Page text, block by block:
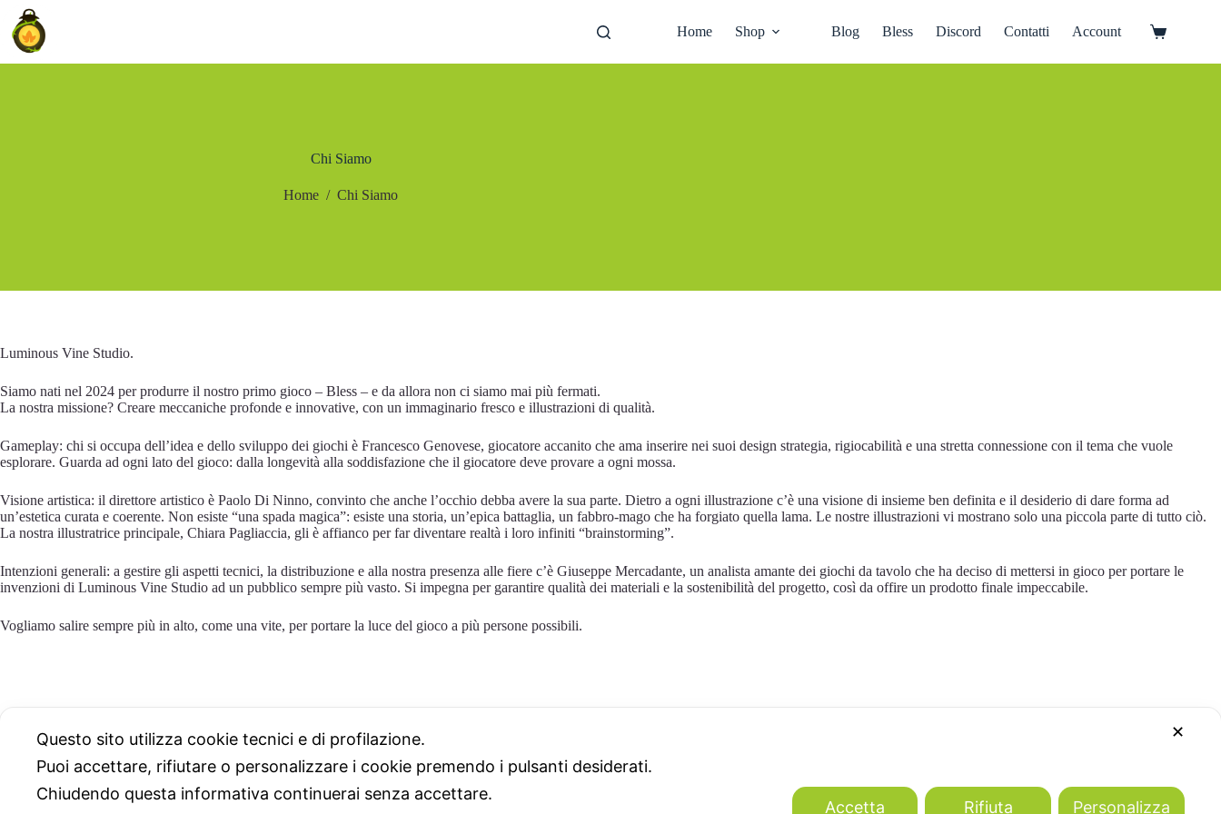
Salta
contenuto
Home Shop Blog Bless Discord Contatti Account Carrello
Chi Siamo
Home / Chi Siamo
Luminous Vine Studio.
Siamo nati nel 2024 per produrre il nostro primo gioco – Bless – e da allora non ci siamo mai più fermati.
La nostra missione? Creare meccaniche profonde e innovative, con un immaginario fresco e illustrazioni di qualità.
Gameplay: chi si occupa dell’idea e dello sviluppo dei giochi è Francesco Genovese, giocatore accanito che ama inserire nei suoi design strategia, rigiocabilità e una stretta connessione con il tema che vuole
esplorare. Guarda ad ogni lato del gioco: dalla longevità alla soddisfazione che il giocatore deve provare a ogni mossa.
Visione artistica: il direttore artistico è Paolo Di Ninno, convinto che anche l’occhio debba avere la sua parte. Dietro a ogni illustrazione c’è una visione di insieme ben definita e il desiderio di dare forma ad
un’estetica curata e coerente. Non esiste “una spada magica”: esiste una storia, un’epica battaglia, un fabbro-mago che ha forgiato quella lama. Le nostre illustrazioni vi mostrano solo una piccola parte di tutto ciò.
La nostra illustratrice principale, Chiara Pagliaccia, gli è affianco per far diventare realtà i loro infiniti “brainstorming”.
Intenzioni generali: a gestire gli aspetti tecnici, la distribuzione e alla nostra presenza alle fiere c’è Giuseppe Mercadante, un analista amante dei giochi da tavolo che ha deciso di mettersi in gioco per portare le
invenzioni di Luminous Vine Studio ad un pubblico sempre più vasto. Si impegna per garantire qualità dei materiali e la sostenibilità del progetto, così da offire un prodotto finale impeccabile.
Vogliamo salire sempre più in alto, come una vite, per portare la luce del gioco a più persone possibili.
✕
Questo sito utilizza cookie tecnici e di profilazione.
Puoi accettare, rifiutare o personalizzare i cookie premendo i pulsanti desiderati.
Chiudendo questa informativa continuerai senza accettare.
Accetta Rifiuta Personalizza